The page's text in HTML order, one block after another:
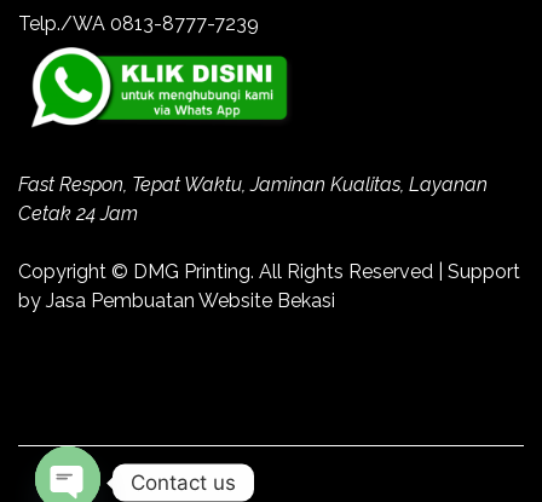
Telp./WA 0813-8777-7239
Fast Respon, Tepat Waktu, Jaminan Kualitas, Layanan
Cetak 24 Jam
Copyright © DMG Printing. All Rights Reserved | Support
by Jasa Pembuatan Website Bekasi
Contact us